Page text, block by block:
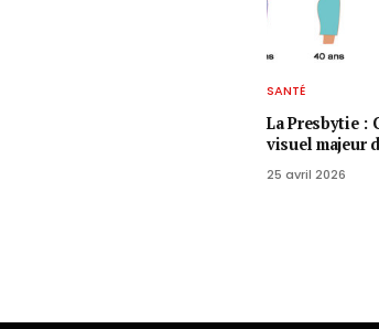
SANTÉ
La Presbytie :
visuel majeur
25 avril 2026